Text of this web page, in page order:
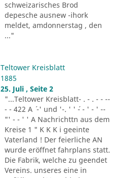
schweizarisches Brod
depesche ausnew -ihork
meldet, amdonnerstag , den
..."
Teltower Kreisblatt
1885
25. Juli , Seite 2
"...Teltower Kreisblatt- . - . - - --
- - 422 A ´ -' und '-. ' ' ´- - ' - ' --
"' - - ' ' A Nachrichttn aus dem
Kreise 1 " K K K i geeinte
Vaterland ! Der feierliche AN
wurde eröffnet fahrplans statt.
Die Fabrik, welche zu geendet
Vereins. unseres eine in